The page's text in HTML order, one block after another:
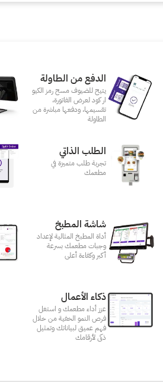
الدفع من الطاولة
يتيح للضيوف مسح رمز الكيو
ار كود لعرض الفاتورة،
تقسيمها، ودفعها مباشرة من
الطاولة
الطلب الذاتي
تجربة طلب متميزة في
مطعمك‎
شاشة المطبخ
أداة المطبخ المثالية لإعداد
وجبات مطعمك بسرعة
أكبر وكفاءة أعلى
ذكاء الأعمال
عزز أداء مطعمك و استغل
فرص النمو الخفية من خلال
فهم عميق لبياناتك وتمثيل
ذكى لأرقامك